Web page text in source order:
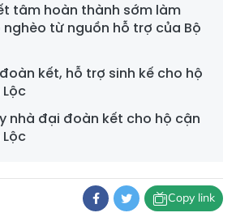
tâm hoàn thành sớm làm
nghèo từ nguồn hỗ trợ của Bộ
kết, hỗ trợ sinh kế cho hộ
nhà đại đoàn kết cho hộ cận
Copy link